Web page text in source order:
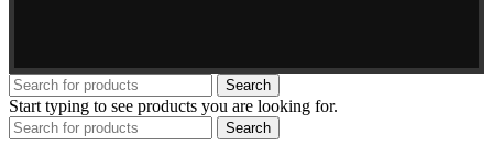
Search
Start typing to see products you are looking for.
Search